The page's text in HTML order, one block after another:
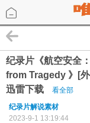
纪录片《航空安全
from Tragedy 》[
迅雷下载
看全部
纪录片解说素材
2023-9-1 13:19:44